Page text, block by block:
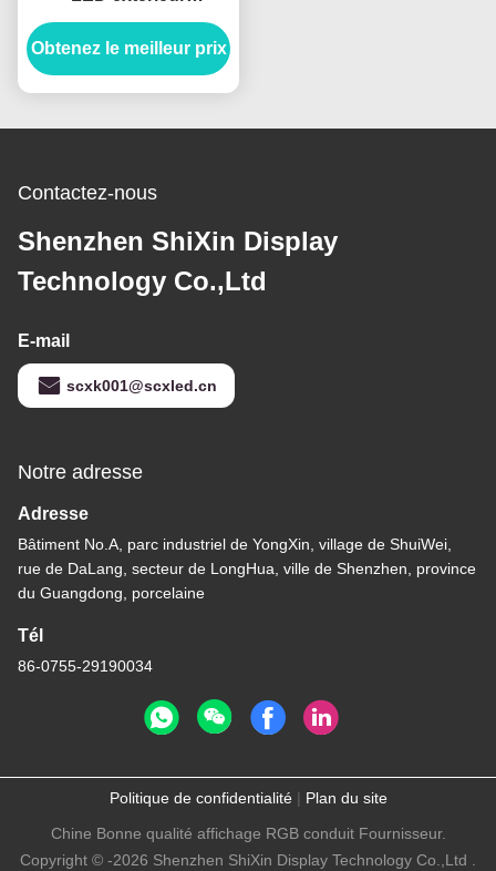
imperméable à l'eau
monté sur mur courbe
vidéo flexible publicité
Obtenez le meilleur prix
Contactez-nous
Shenzhen ShiXin Display
Technology Co.,Ltd
E-mail
scxk001@scxled.cn
Notre adresse
Adresse
Bâtiment No.A, parc industriel de YongXin, village de ShuiWei,
rue de DaLang, secteur de LongHua, ville de Shenzhen, province
du Guangdong, porcelaine
Tél
86-0755-29190034
Politique de confidentialité| Plan du site
Chine Bonne qualité affichage RGB conduit Fournisseur.
Copyright © -2026 Shenzhen ShiXin Display Technology Co.,Ltd .